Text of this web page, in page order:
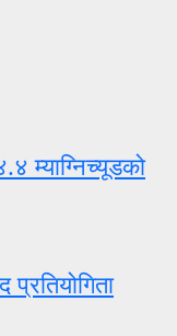
म्याग्निच्यूडको